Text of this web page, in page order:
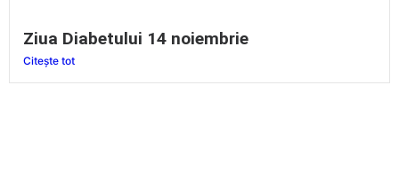
Ziua Diabetului 14 noiembrie
Citește tot